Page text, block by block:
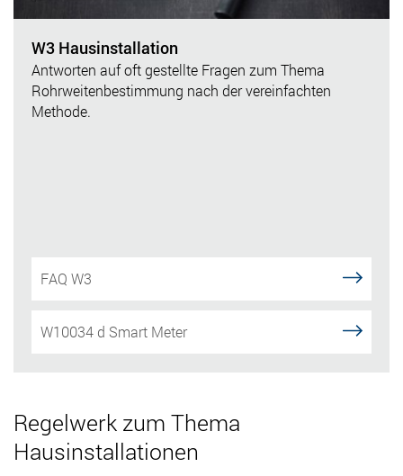
W3 Hausinstallation
Antworten auf oft gestellte Fragen zum Thema
Rohrweitenbestimmung nach der vereinfachten
Methode.
FAQ W3
W10034 d Smart Meter
Regelwerk zum Thema
Hausinstallationen